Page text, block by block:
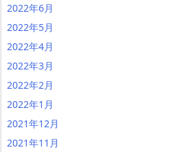
2022年6月
2022年5月
2022年4月
2022年3月
2022年2月
2022年1月
2021年12月
2021年11月